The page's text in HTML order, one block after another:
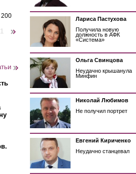
Лариса Пастухова
Получила новую
должность в АФК
«Система»
Ольга Свинцова
Неудачно крышанула
Минфин
Николай Любимов
Не получил портрет
Евгений Кириченко
Неудачно станцевал